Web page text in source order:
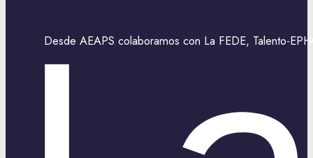
Desde AEAPS colaboramos con La FEDE, Talento-